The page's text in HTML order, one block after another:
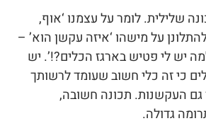
שלילית. לומר על עצמנו ‘אוף,
על מישהו ‘איזה עקשן הוא’ –
יש לי פטיש בארגז הכלים?!’. יש
כי זה כלי חשוב שעומד לרשותך
גם העקשנות. תכונה חשובה,
גדולה.